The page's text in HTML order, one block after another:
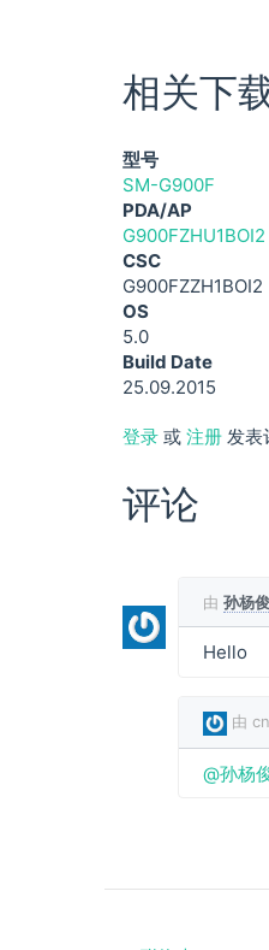
相关下
型号
SM-G900F
PDA/AP
G900FZHU1BOI2
CSC
G900FZZH1BOI2
OS
5.0
Build Date
25.09.2015
登录 或 注册 发表
评论
由 孙杨
Hello
未
由
@孙杨